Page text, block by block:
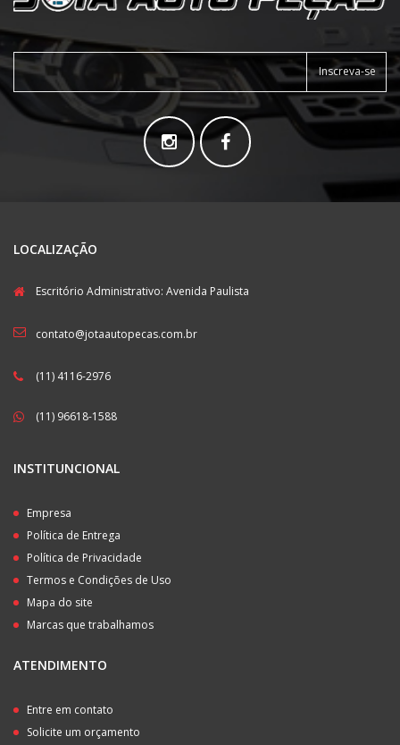
Inscreva-se
LOCALIZAÇÃO
Escritório Administrativo: Avenida Paulista
contato@jotaautopecas.com.br
(11) 4116-2976
(11) 96618-1588
INSTITUNCIONAL
Empresa
Política de Entrega
Política de Privacidade
Termos e Condições de Uso
Mapa do site
Marcas que trabalhamos
ATENDIMENTO
Entre em contato
Solicite um orçamento